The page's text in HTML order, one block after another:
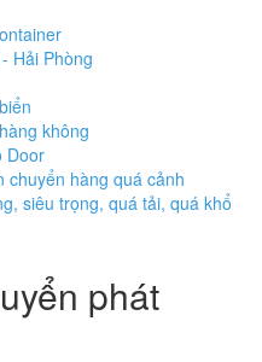
Hải Phòng
không
Door
chuyển hàng quá cảnh
siêu trọng, quá tải, quá khổ
phát